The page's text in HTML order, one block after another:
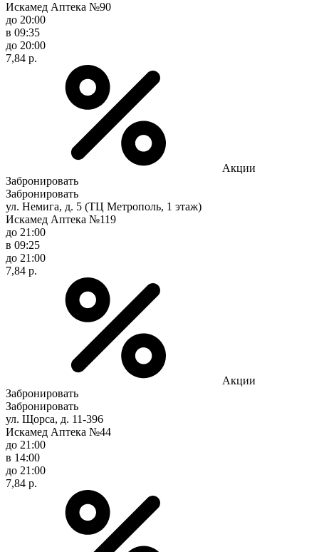
Искамед Аптека №90
до 20:00
в 09:35
до 20:00
7,84 р.
Акции
Забронировать
Забронировать
ул. Немига, д. 5 (ТЦ Метрополь, 1 этаж)
Искамед Аптека №119
до 21:00
в 09:25
до 21:00
7,84 р.
Акции
Забронировать
Забронировать
ул. Щорса, д. 11-396
Искамед Аптека №44
до 21:00
в 14:00
до 21:00
7,84 р.